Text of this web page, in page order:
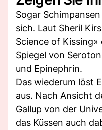
Sogar
sich. Laut Sheril
Science of
Spiegel von
und Epinephrin.
Das wiederum löst
aus. Nach Ansicht
Gallup von der
das Küssen auch